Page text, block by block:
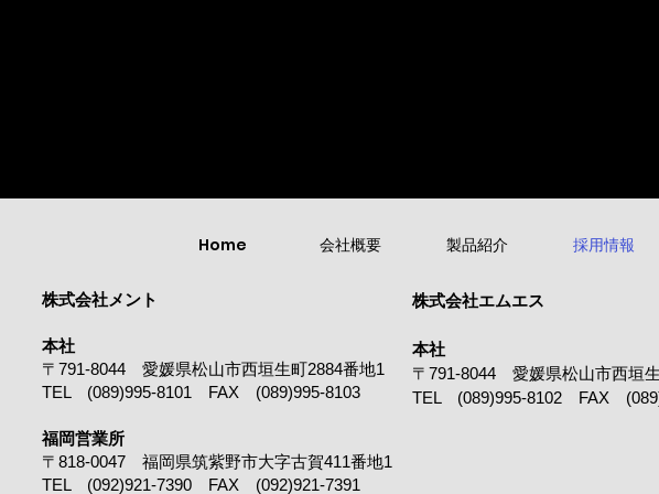
株式会社エムエス
​本社
〒791-8044 愛媛県松山市西垣
TEL (089)995-8102 FAX
Home 会社概要 製品紹介 採用情報
株式会社メント
​本社
〒791-8044 愛媛県松山市西垣生町2884番地1
TEL (089)995-8101 FAX (089)995-8103
福岡営業所
〒818-0047 福岡県筑紫野市大字古賀411番地1
TEL (092)921-7390 FAX (092)921-7391